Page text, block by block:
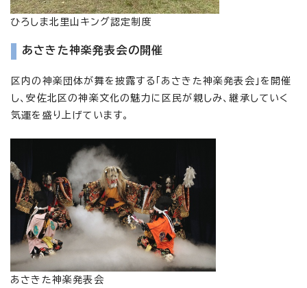
ひろしま北里山キング認定制度
あさきた神楽発表会の開催
区内の神楽団体が舞を披露する「あさきた神楽発表会」を開催
し、安佐北区の神楽文化の魅力に区民が親しみ、継承していく
気運を盛り上げています。
あさきた神楽発表会